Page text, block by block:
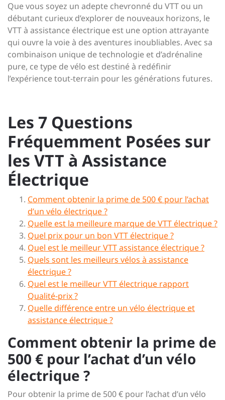
Que vous soyez un adepte chevronné du VTT ou un
débutant curieux d’explorer de nouveaux horizons, le
VTT à assistance électrique est une option attrayante
qui ouvre la voie à des aventures inoubliables. Avec sa
combinaison unique de technologie et d’adrénaline
pure, ce type de vélo est destiné à redéfinir
l’expérience tout-terrain pour les générations futures.
Les 7 Questions
Fréquemment Posées sur
les VTT à Assistance
Électrique
Comment obtenir la prime de 500 € pour l’achat
d’un vélo électrique ?
Quelle est la meilleure marque de VTT électrique ?
Quel prix pour un bon VTT électrique ?
Quel est le meilleur VTT assistance électrique ?
Quels sont les meilleurs vélos à assistance
électrique ?
Quel est le meilleur VTT électrique rapport
Qualité-prix ?
Quelle différence entre un vélo électrique et
assistance électrique ?
Comment obtenir la prime de
500 € pour l’achat d’un vélo
électrique ?
Pour obtenir la prime de 500 € pour l’achat d’un vélo